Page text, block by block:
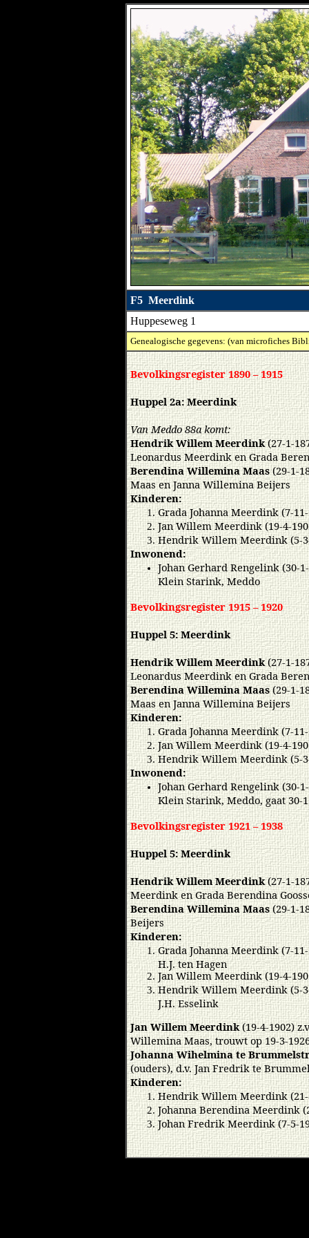
F5 Meerdink
Huppeseweg 1
Genealogische gegevens: (van microfiches
Bevolkingsregister 1890 – 1915
Huppel 2a: Meerdink
Van Meddo 88a komt:
Hendrik Willem Meerdink(27-1-
Leonardus Meerdink en Grada
Berendina Willemina Maas(29-1-
Maas en Janna Willemina Beijers
Kinderen:
Grada Johanna Meerdink (7-
Jan Willem Meerdink (19-4-
Hendrik Willem Meerdink (5-
Inwonend:
Johan Gerhard Rengelink (30-
Klein Starink, Meddo
Bevolkingsregister 1915 – 1920
Huppel 5: Meerdink
Hendrik Willem Meerdink(27-1-
Leonardus Meerdink en Grada
Berendina Willemina Maas(29-1-
Maas en Janna Willemina Beijers
Kinderen:
Grada Johanna Meerdink (7-
Jan Willem Meerdink (19-4-
Hendrik Willem Meerdink (5-
Inwonend:
Johan Gerhard Rengelink (30-
Klein Starink, Meddo, gaat 30-
Bevolkingsregister 1921 – 1938
Huppel 5: Meerdink
Hendrik Willem Meerdink(27-1-
Meerdink en Grada Berendina
Berendina Willemina Maas(29-1-
Beijers
Kinderen:
Grada Johanna Meerdink (7-
H.J. ten Hagen
Jan Willem Meerdink (19-4-
Hendrik Willem Meerdink (5-
J.H. Esselink
Jan Willem Meerdink(19-4-1902)
Willemina Maas, trouwt op 19-3-
Johanna Wihelmina te
(ouders), d.v. Jan Fredrik te
Kinderen:
Hendrik Willem Meerdink (21-
Johanna Berendina Meerdink
Johan Fredrik Meerdink (7-5-